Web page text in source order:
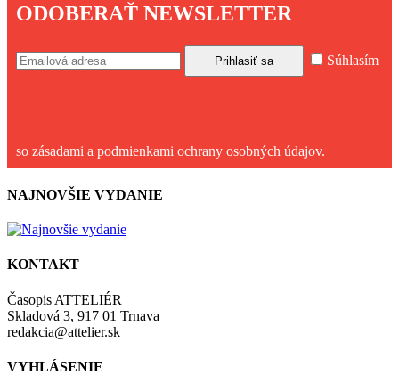
ODOBERAŤ NEWSLETTER
Súhlasím
so zásadami a podmienkami ochrany osobných údajov.
NAJNOVŠIE VYDANIE
KONTAKT
Časopis ATTELIÉR
Skladová 3, 917 01 Trnava
redakcia@attelier.sk
VYHLÁSENIE